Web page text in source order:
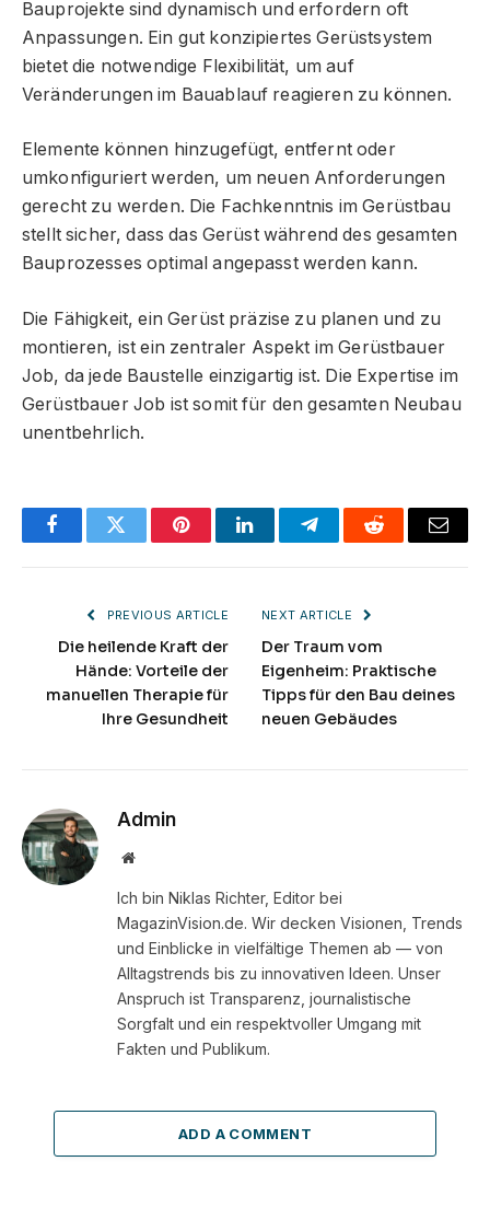
Bauprojekte sind dynamisch und erfordern oft
Anpassungen. Ein gut konzipiertes Gerüstsystem
bietet die notwendige Flexibilität, um auf
Veränderungen im Bauablauf reagieren zu können.
Elemente können hinzugefügt, entfernt oder
umkonfiguriert werden, um neuen Anforderungen
gerecht zu werden. Die Fachkenntnis im Gerüstbau
stellt sicher, dass das Gerüst während des gesamten
Bauprozesses optimal angepasst werden kann.
Die Fähigkeit, ein Gerüst präzise zu planen und zu
montieren, ist ein zentraler Aspekt im Gerüstbauer
Job, da jede Baustelle einzigartig ist. Die Expertise im
Gerüstbauer Job ist somit für den gesamten Neubau
unentbehrlich.
FacebookTwitter PinterestLinkedInTelegramReddit Email
PREVIOUS ARTICLE
Die heilende Kraft der
Hände: Vorteile der
manuellen Therapie für
Ihre Gesundheit
NEXT ARTICLE
Der Traum vom
Eigenheim: Praktische
Tipps für den Bau deines
neuen Gebäudes
Admin
Website
Ich bin Niklas Richter, Editor bei
MagazinVision.de. Wir decken Visionen, Trends
und Einblicke in vielfältige Themen ab — von
Alltagstrends bis zu innovativen Ideen. Unser
Anspruch ist Transparenz, journalistische
Sorgfalt und ein respektvoller Umgang mit
Fakten und Publikum.
ADD A COMMENT